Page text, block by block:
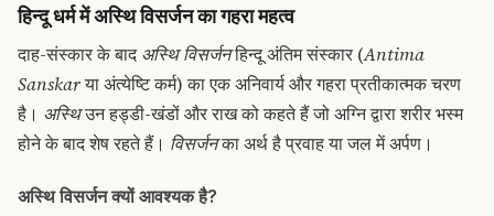
हिन्दू धर्म में अस्थि विसर्जन का गहरा महत्व
दाह-संस्कार के बादअस्थि विसर्जनहिन्दू अंतिम संस्कार (Antima
Sanskarया अंत्येष्टि कर्म) का एक अनिवार्य और गहरा प्रतीकात्मक चरण
है। अस्थिउन हड्डी-खंडों और राख को कहते हैं जो अग्नि द्वारा शरीर भस्म
होने के बाद शेष रहते हैं। विसर्जनका अर्थ है प्रवाह या जल में अर्पण।
अस्थि विसर्जन क्यों आवश्यक है?